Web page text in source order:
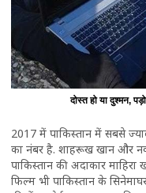
दोस्त हो या दुश्मन,
2017 में पाकिस्तान में सबसे
का नंबर है. शाहरूख खान और
पाकिस्तान की अदाकार
फिल्म भी पाकिस्तान के